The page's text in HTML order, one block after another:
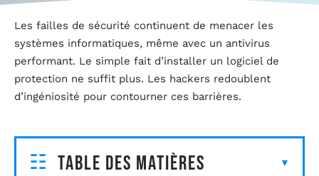
Les failles de sécurité continuent de menacer les
systèmes informatiques, même avec un antivirus
performant. Le simple fait d’installer un logiciel de
protection ne suffit plus. Les hackers redoublent
d’ingéniosité pour contourner ces barrières.
Table des matières